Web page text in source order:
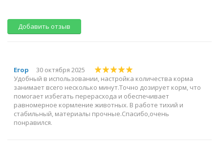
Добавить отзыв
Егор
30 октября 2025
Удобный в использовании, настройка количества корма
занимает всего несколько минут.Точно дозирует корм, что
помогает избегать перерасхода и обеспечивает
равномерное кормление животных. В работе тихий и
стабильный, материалы прочные.Спасибо,очень
понравился.